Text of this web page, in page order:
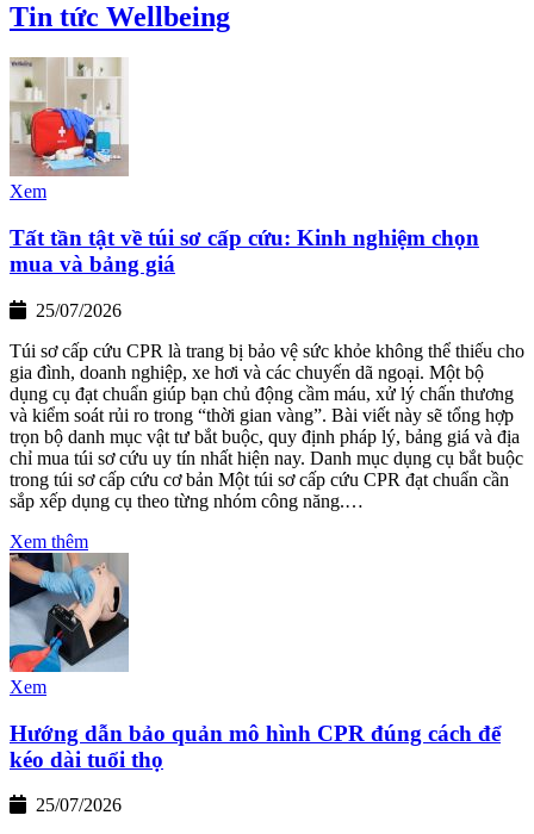
Tin tức Wellbeing
Xem
Tất tần tật về túi sơ cấp cứu: Kinh nghiệm chọn
mua và bảng giá
25/07/2026
Túi sơ cấp cứu CPR là trang bị bảo vệ sức khỏe không thể thiếu cho
gia đình, doanh nghiệp, xe hơi và các chuyến dã ngoại. Một bộ
dụng cụ đạt chuẩn giúp bạn chủ động cầm máu, xử lý chấn thương
và kiểm soát rủi ro trong “thời gian vàng”. Bài viết này sẽ tổng hợp
trọn bộ danh mục vật tư bắt buộc, quy định pháp lý, bảng giá và địa
chỉ mua túi sơ cứu uy tín nhất hiện nay. Danh mục dụng cụ bắt buộc
trong túi sơ cấp cứu cơ bản Một túi sơ cấp cứu CPR đạt chuẩn cần
sắp xếp dụng cụ theo từng nhóm công năng.…
Xem thêm
Xem
Hướng dẫn bảo quản mô hình CPR đúng cách để
kéo dài tuổi thọ
25/07/2026